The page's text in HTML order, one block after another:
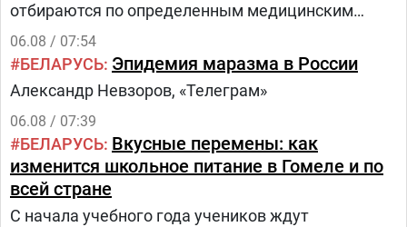
отбираются по определенным медицинским
критериям из числа прикрепленного к
поликлинике населения.Путь в проекте состоит
из трех этапов:1.
06.08 / 07:54
БЕЛАРУСЬ Эпидемия маразма в России
Александр Невзоров, «Телеграм»
06.08 / 07:39
БЕЛАРУСЬ Вкусные перемены: как
изменится школьное питание в Гомеле и по
всей стране
С начала учебного года учеников ждут